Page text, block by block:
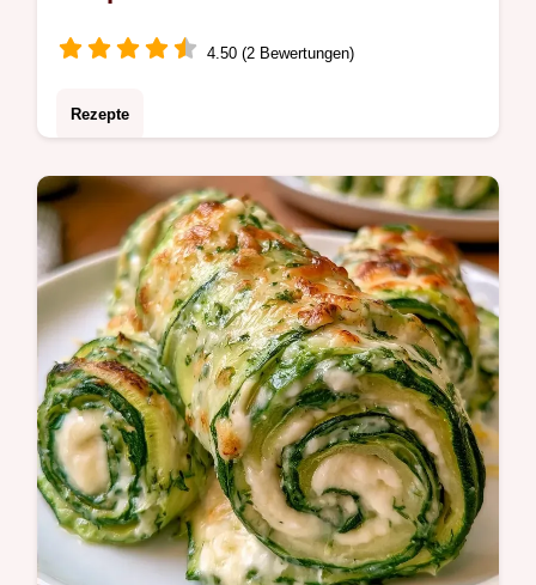
4.50 (2 Bewertungen)
Rezepte
weich. Der AntipastiTeller mit Gemüse
Pilzen und Oliven wirkt dem entgegen;
inklusive einer praktischen Mengentabelle.